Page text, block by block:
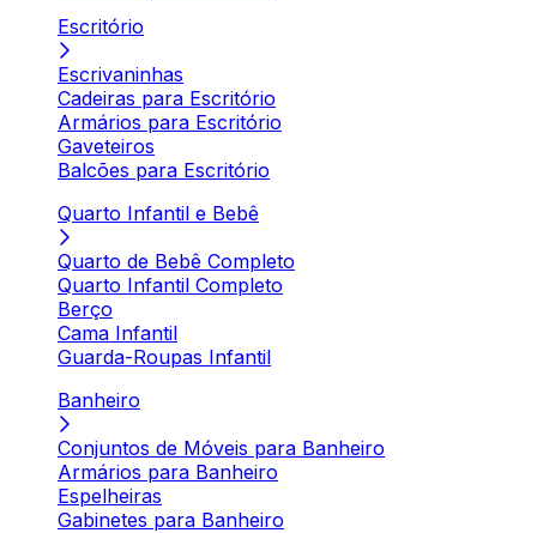
Escritório
Escrivaninhas
Cadeiras para Escritório
Armários para Escritório
Gaveteiros
Balcões para Escritório
Quarto Infantil e Bebê
Quarto de Bebê Completo
Quarto Infantil Completo
Berço
Cama Infantil
Guarda-Roupas Infantil
Banheiro
Conjuntos de Móveis para Banheiro
Armários para Banheiro
Espelheiras
Gabinetes para Banheiro